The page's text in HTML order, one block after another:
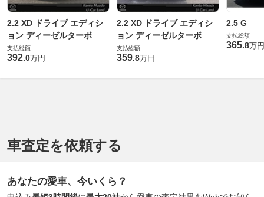
2.2 XD ドライブ エディシ
ョン ディーゼルターボ
支払総額
392.0万円
2.2 XD ドライブ エディシ
ョン ディーゼルターボ
支払総額
359.8万円
2.5 G
支払総額
365.8万円
車査定を依頼する
あなたの愛車、今いくら？